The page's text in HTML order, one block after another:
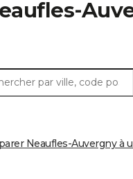
Neaufles-Auvergny à